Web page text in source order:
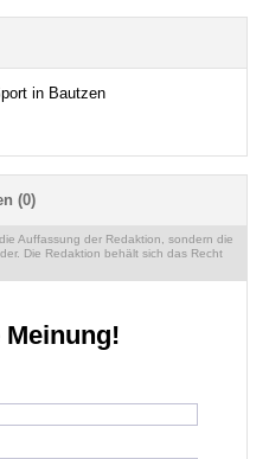
in Bautzen
(0)
Auffassung der Redaktion, sondern die
Die Redaktion behält sich das Recht